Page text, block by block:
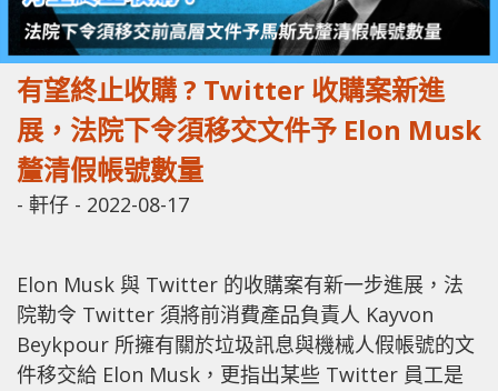
有望終止收購 ? Twitter 收購案新進
展，法院下令須移交文件予 Elon Musk
釐清假帳號數量
- 軒仔 - 2022-08-17
Elon Musk 與 Twitter 的收購案有新一步進展，法
院勒令 Twitter 須將前消費產品負責人 Kayvon
Beykpour 所擁有關於垃圾訊息與機械人假帳號的文
件移交給 Elon Musk，更指出某些 Twitter 員工是